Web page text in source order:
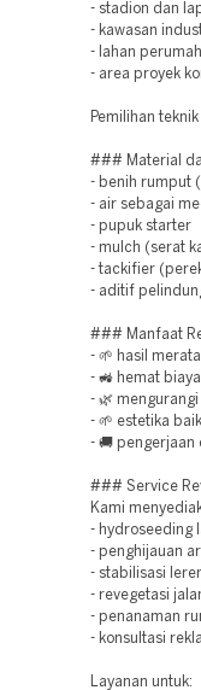
- stadion dan
- kawasan
- lahan
- area proyek
Pemilihan
### Material
- benih rumput
- air sebagai
- pupuk starter
- mulch (serat
- tackifier
- aditif
### Manfaat
- 🌱 hasil merata
- 🚜 hemat
- 🌿
- 🌱 estetika baik
- 🚚 pengerjaan
### Service
Kami
- hydroseeding
- penghijauan
- stabilisasi
- revegetasi
- penanaman
- konsultasi
Layanan untuk: